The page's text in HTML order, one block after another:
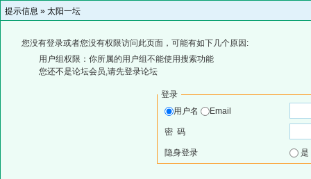
提示信息 » 太阳一坛
您没有登录或者您没有权限访问此页面，可能有如下几个原因:
用户组权限：你所属的用户组不能使用搜索功能
您还不是论坛会员,请先登录论坛
登录
用户名
Email
密 码
隐身登录